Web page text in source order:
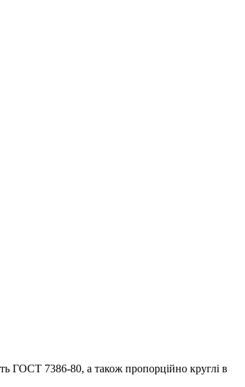
ГОСТ 7386-80, а також пропорційно круглі в